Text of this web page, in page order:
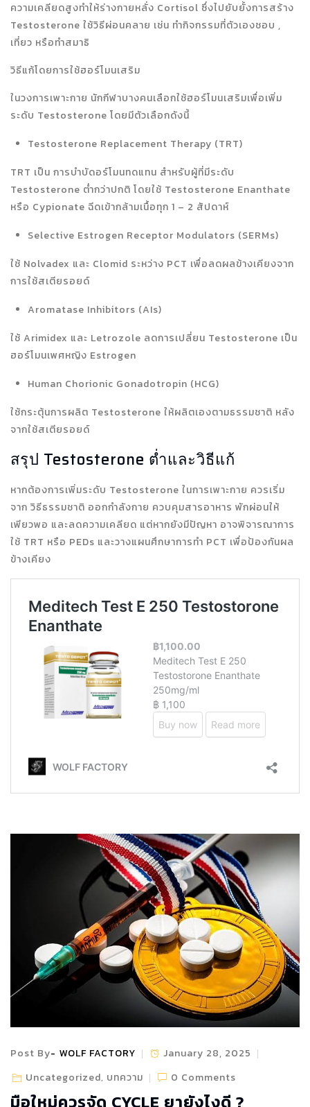
ความเคลียดสูงทำให้ร่างกายหลั่ง Cortisol ซึ่งไปยับยั้งการสร้าง
Testosterone ใช้วิธีผ่อนคลาย เช่น ทำกิจกรรมที่ตัวเองชอบ ,
เที่ยว หรือทำสมาธิ
วิธีแก้โดยการใช้ฮอร์โมนเสริม
ในวงการเพาะกาย นักกีฬาบางคนเลือกใช้ฮอร์โมนเสริมเพื่อเพิ่ม
ระดับ Testosterone โดยมีตัวเลือกดังนี้
Testosterone Replacement Therapy (TRT)
TRT เป็น การบำบัดอร์โมนทดแทน สำหรับผู้ที่มีระดับ
Testosterone ต่ำกว่าปกติ โดยใช้ Testosterone Enanthate
หรือ Cypionate ฉีดเข้ากล้ามเนื้อทุก 1 – 2 สัปดาห์
Selective Estrogen Receptor Modulators (SERMs)
ใช้ Nolvadex และ Clomid ระหว่าง PCT เพื่อลดผลข้างเคียงจาก
การใช้สเตียรอยด์
Aromatase Inhibitors (AIs)
ใช้ Arimidex และ Letrozole ลดการเปลี่ยน Testosterone เป็น
ฮอร์โมนเพศหญิง Estrogen
Human Chorionic Gonadotropin (HCG)
ใช้กระตุ้นการผลิต Testosterone ให้ผลิตเองตามธรรมชาติ หลัง
จากใช้สเตียรอยด์
สรุป Testosterone ต่ำและวิธีแก้
หากต้องการเพิ่มระดับ Testosterone ในการเพาะกาย ควรเริ่ม
จาก วิธีธรรมชาติ ออกกำลังกาย ควบคุมสารอาหาร พักผ่อนให้
เพียวพอ และลดความเคลียด แต่หากยังมีปัญหา อาจพิจารณาการ
ใช้ TRT หรือ PEDs และวางแผนศึกษาการทำ PCT เพื่อป้องกันผล
ข้างเคียง
Post By WOLF FACTORY
January 28, 2025
Uncategorized, บทความ 0 Comments
มือใหม่ควรจัด CYCLE ยายังไงดี ?